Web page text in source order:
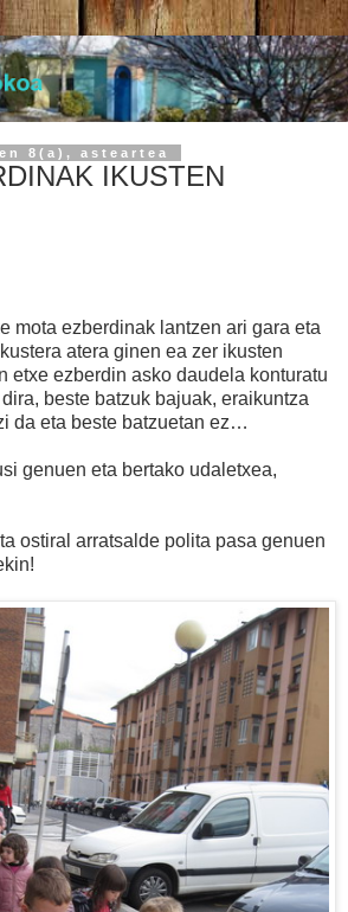
8(a), asteartea
IKUSTEN
mota ezberdinak lantzen ari gara eta
atera ginen ea zer ikusten
etxe ezberdin asko daudela konturatu
beste batzuk bajuak, eraikuntza
da eta beste batzuetan ez…
genuen eta bertako udaletxea,
ostiral arratsalde polita pasa genuen